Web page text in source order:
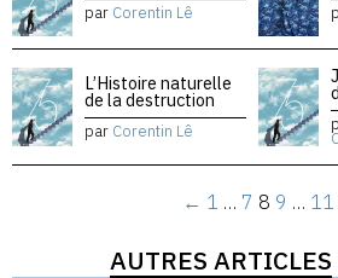
par Corentin Lê
L’Histoire naturelle
de la destruction
par Corentin Lê
← 1 … 7 8 9 … 11
AUTRES ARTICLES